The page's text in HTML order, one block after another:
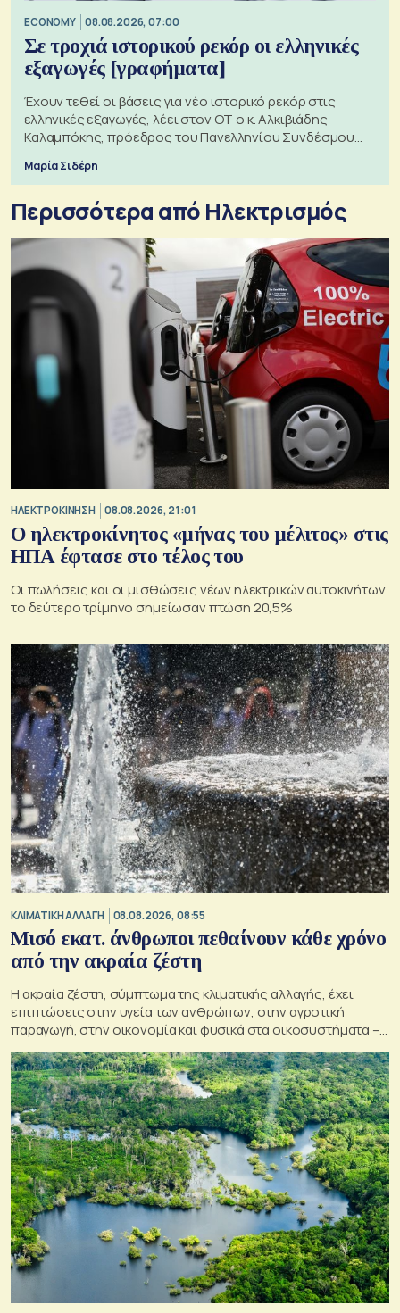
ECONOMY 08.08.2026, 07:00
Σε τροχιά ιστορικού ρεκόρ οι ελληνικές
εξαγωγές [γραφήματα]
Έχουν τεθεί οι βάσεις για νέο ιστορικό ρεκόρ στις
ελληνικές εξαγωγές, λέει στον ΟΤ ο κ. Αλκιβιάδης
Καλαμπόκης, πρόεδρος του Πανελληνίου Συνδέσμου
Μαρία Σιδέρη
Περισσότερα από Ηλεκτρισμός
ΗΛΕΚΤΡΟΚΙΝΗΣΗ 08.08.2026, 21:01
Ο ηλεκτροκίνητος «μήνας του μέλιτος» στις
ΗΠΑ έφτασε στο τέλος του
Οι πωλήσεις και οι μισθώσεις νέων ηλεκτρικών αυτοκινήτων
το δεύτερο τρίμηνο σημείωσαν πτώση 20,5%
ΚΛΙΜΑΤΙΚΗ ΑΛΛΑΓΗ 08.08.2026, 08:55
Μισό εκατ. άνθρωποι πεθαίνουν κάθε χρόνο
από την ακραία ζέστη
Η ακραία ζέστη, σύμπτωμα της κλιματικής αλλαγής, έχει
επιπτώσεις στην υγεία των ανθρώπων, στην αγροτική
παραγωγή, στην οικονομία και φυσικά στα οικοσυστήματα –
Κρίσιμος ο παράγοντας της πρόληψης